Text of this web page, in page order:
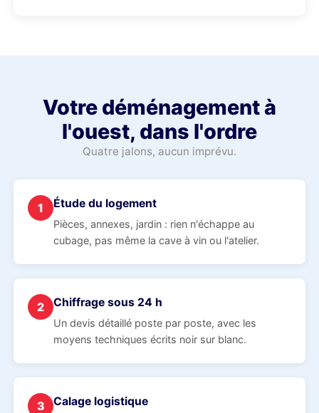
Votre déménagement à
l'ouest, dans l'ordre
Quatre jalons, aucun imprévu.
1 Étude du logement
Pièces, annexes, jardin : rien n'échappe au
cubage, pas même la cave à vin ou l'atelier.
2 Chiffrage sous 24 h
Un devis détaillé poste par poste, avec les
moyens techniques écrits noir sur blanc.
3 Calage logistique